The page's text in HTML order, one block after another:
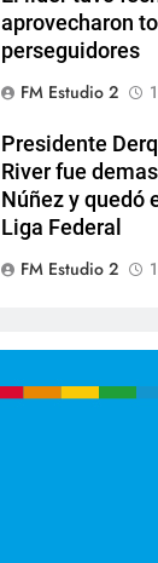
aprovecharon
perseguidores
FM Estudio 2
Presidente
River fue
Núñez y quedó
Liga Federal
FM Estudio 2